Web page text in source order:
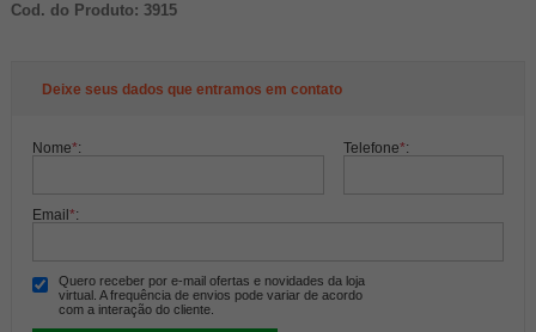
Cod. do Produto: 3915
Deixe seus dados que entramos em contato
Nome*: Telefone*:
Email*:
Quero receber por e-mail ofertas e novidades da loja
virtual. A frequência de envios pode variar de acordo
com a interação do cliente.